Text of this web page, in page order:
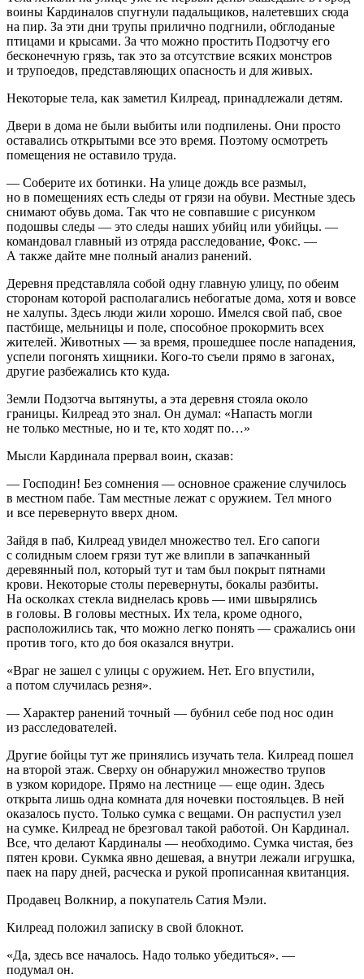
воины Кардиналов спугнули падальщиков, налетевших сюда
на пир. За эти дни трупы прилично подгнили, обглоданые
птицами и крысами. За что можно простить Подзотчу его
бесконечную грязь, так это за отсутствие всяких монстров
и трупоедов, представляющих опасность и для живых.
Некоторые тела, как заметил Килреад, принадлежали детям.
Двери в дома не были выбиты или подпилены. Они просто
оставались открытыми все это время. Поэтому осмотреть
помещения не оставило труда.
— Соберите их ботинки. На улице дождь все размыл,
но в помещениях есть следы от грязи на обуви. Местные здесь
снимают обувь дома. Так что не совпавшие с рисунком
подошвы следы — это следы наших убийц или убийцы. —
командовал главный из отряда расследование, Фокс. —
А также дайте мне полный анализ ранений.
Деревня представляла собой одну главную улицу, по обеим
сторонам которой располагались небогатые дома, хотя и вовсе
не халупы. Здесь люди жили хорошо. Имелся свой паб, свое
пастбище, мельницы и поле, способное прокормить всех
жителей. Животных — за время, прошедшее после нападения,
успели погонять хищники. Кого-то съели прямо в загонах,
другие разбежались кто куда.
Земли Подзотча вытянуты, а эта деревня стояла около
границы. Килреад это знал. Он думал: «Напасть могли
не только местные, но и те, кто ходят по…»
Мысли Кардинала прервал воин, сказав:
— Господин! Без сомнения — основное сражение случилось
в местном пабе. Там местные лежат с оружием. Тел много
и все перевернуто вверх дном.
Зайдя в паб, Килреад увидел множество тел. Его сапоги
с солидным слоем грязи тут же влипли в запачканный
деревянный пол, который тут и там был покрыт пятнами
крови. Некоторые столы перевернуты, бокалы разбиты.
На осколках стекла виднелась кровь — ими швырялись
в головы. В головы местных. Их тела, кроме одного,
расположились так, что можно легко понять — сражались они
против того, кто до боя оказался внутри.
«Враг не зашел с улицы с оружием. Нет. Его впустили,
а потом случилась резня».
— Характер ранений точный — бубнил себе под нос один
из расследователей.
Другие бойцы тут же принялись изучать тела. Килреад пошел
на второй этаж. Сверху он обнаружил множество трупов
в узком коридоре. Прямо на лестнице — еще один. Здесь
открыта лишь одна комната для ночевки постояльцев. В ней
оказалось пусто. Только сумка с вещами. Он распустил узел
на сумке. Килреад не брезговал такой работой. Он Кардинал.
Все, что делают Кардиналы — необходимо. Сумка чистая, без
пятен крови. Сукмка явно дешевая, а внутри лежали игрушка,
паек на пару дней, расческа и рукой прописанная квитанция.
Продавец Волкнир, а покупатель Сатия Мэли.
Килреад положил записку в свой блокнот.
«Да, здесь все началось. Надо только убедиться». —
подумал он.